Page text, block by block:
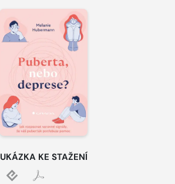
UKÁZKA KE STAŽENÍ